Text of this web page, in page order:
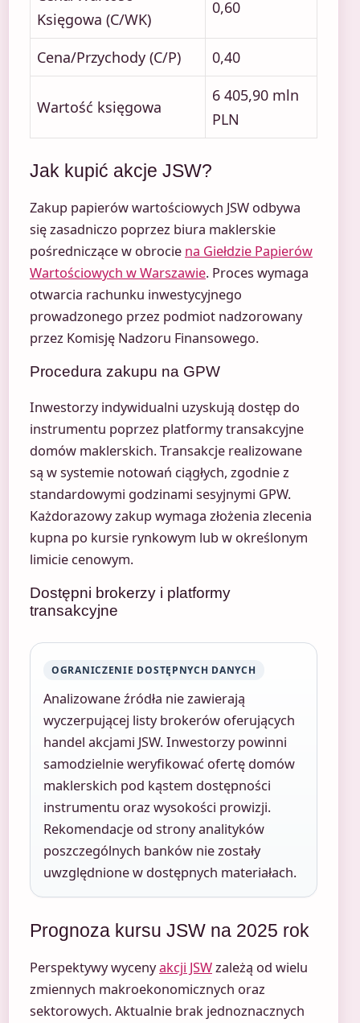
Księgowa (C/WK)
0,60
Cena/Przychody (C/P) 0,40
Wartość księgowa
6 405,90 mln
PLN
Jak kupić akcje JSW?
Zakup papierów wartościowych JSW odbywa
się zasadniczo poprzez biura maklerskie
pośredniczące w obrocie na Giełdzie Papierów
Wartościowych w Warszawie. Proces wymaga
otwarcia rachunku inwestycyjnego
prowadzonego przez podmiot nadzorowany
przez Komisję Nadzoru Finansowego.
Procedura zakupu na GPW
Inwestorzy indywidualni uzyskują dostęp do
instrumentu poprzez platformy transakcyjne
domów maklerskich. Transakcje realizowane
są w systemie notowań ciągłych, zgodnie z
standardowymi godzinami sesyjnymi GPW.
Każdorazowy zakup wymaga złożenia zlecenia
kupna po kursie rynkowym lub w określonym
limicie cenowym.
Dostępni brokerzy i platformy
transakcyjne
OGRANICZENIE DOSTĘPNYCH DANYCH
Analizowane źródła nie zawierają
wyczerpującej listy brokerów oferujących
handel akcjami JSW. Inwestorzy powinni
samodzielnie weryfikować ofertę domów
maklerskich pod kąstem dostępności
instrumentu oraz wysokości prowizji.
Rekomendacje od strony analityków
poszczególnych banków nie zostały
uwzględnione w dostępnych materiałach.
Prognoza kursu JSW na 2025 rok
Perspektywy wycenyakcji JSWzależą od wielu
zmiennych makroekonomicznych oraz
sektorowych. Aktualnie brak jednoznacznych